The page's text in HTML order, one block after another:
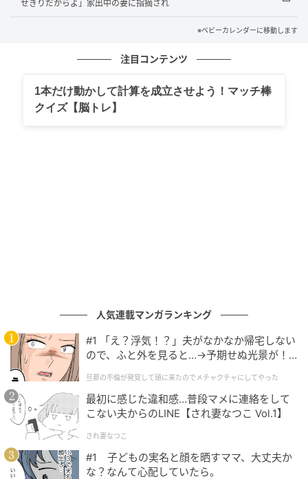
夫は自分の子には関心がないようで、私の出産につい
ては何も聞いてきません。ただただ、妹の出産話をペ
が欲しかったんだ」「うちは女の子で残念だよ」
継げるかどうかでしか、子どものことを見ていないよ
うです。
「戻ってこい」反省しない夫と義父の末路
男の子が生まれたと知り、大喜びする夫。これで義父
を喜ばせられると、すっかり舞い上がっています。し
かし私の心は、すでに決まっていました。
性別にしか興味のない夫、そして何かと文句を言って
くる義父。そんな家に、かわいい子どもを連れて戻る
せきりだからよ」家出中の妻に指摘され
※ベビーカレンダーに移動します
注目コンテンツ
1本だけ動かして計算を成立させよう！マッチ棒
クイズ【脳トレ】
人気連載マンガランキング
#1 「え？浮気！？」夫がなかなか帰宅しない
ので、ふと外を見ると…→予期せぬ光景が！
クチャにしてやった
旦那の不倫が発覚して頭に来たのでメチャクチャにしてやった
最初に感じた違和感…普段マメに連絡をして
こない夫からのLINE【され妻なつこ Vol.1】
され妻なつこ
#1 子どもの実名と顔を晒すママ、大丈夫か
な？なんて心配していたら。